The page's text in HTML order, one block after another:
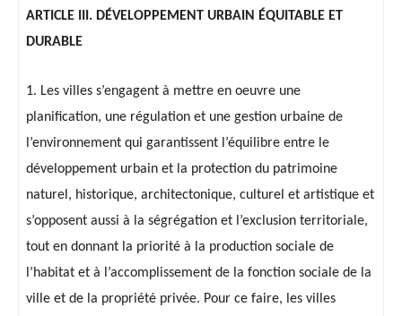
ARTICLE III. DÉVELOPPEMENT URBAIN ÉQUITABLE ET
DURABLE
1. Les villes s’engagent à mettre en oeuvre une
planification, une régulation et une gestion urbaine de
l’environnement qui garantissent l’équilibre entre le
développement urbain et la protection du patrimoine
naturel, historique, architectonique, culturel et artistique et
s’opposent aussi à la ségrégation et l’exclusion territoriale,
tout en donnant la priorité à la production sociale de
l’habitat et à l’accomplissement de la fonction sociale de la
ville et de la propriété privée. Pour ce faire, les villes